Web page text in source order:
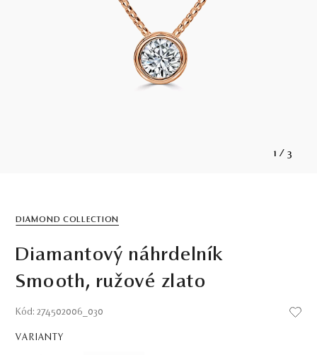
1 / 3
DIAMOND COLLECTION
Diamantový náhrdelník
Smooth, ružové zlato
Kód: 274502006_030
VARIANTY